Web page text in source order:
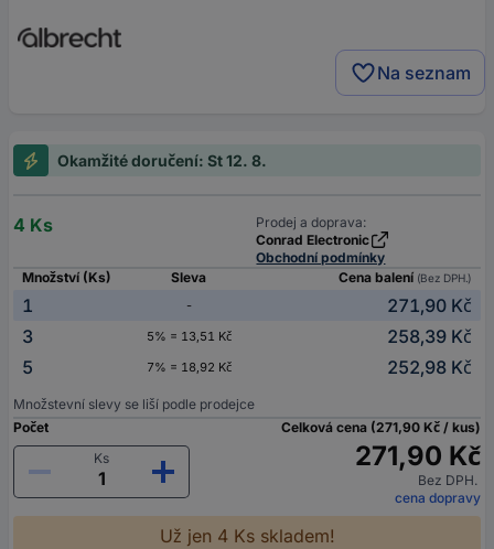
Na seznam
Okamžité doručení: St 12. 8.
4 Ks
Prodej a doprava:
Conrad Electronic
Obchodní podmínky
Množství (Ks)
Sleva Cena balení (Bez DPH.)
1 -
271,90 Kč
3
5% = 13,51 Kč
258,39 Kč
5
7% = 18,92 Kč 252,98 Kč
Množstevní slevy se liší podle prodejce
Počet
Ks
Celková cena (271,90 Kč / kus)
271,90 Kč
Bez DPH.
cena dopravy
Už jen 4 Ks skladem!